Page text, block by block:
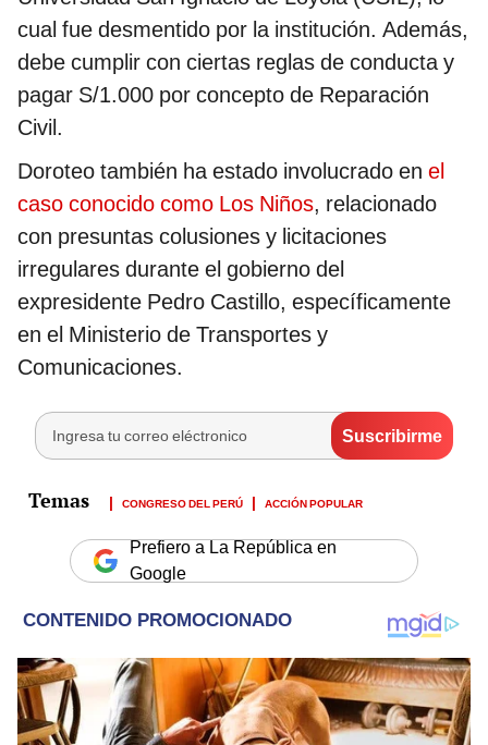
cual fue desmentido por la institución. Además,
debe cumplir con ciertas reglas de conducta y
pagar S/1.000 por concepto de Reparación
Civil​​.
Doroteo también ha estado involucrado en el
caso conocido como Los Niños, relacionado
con presuntas colusiones y licitaciones
irregulares durante el gobierno del
expresidente Pedro Castillo, específicamente
en el Ministerio de Transportes y
Comunicaciones​.
CONGRESO DEL PERÚ ACCIÓN POPULAR
Prefiero a La República en
Google